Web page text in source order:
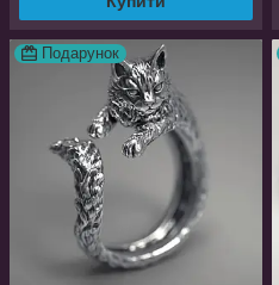
Подарунок